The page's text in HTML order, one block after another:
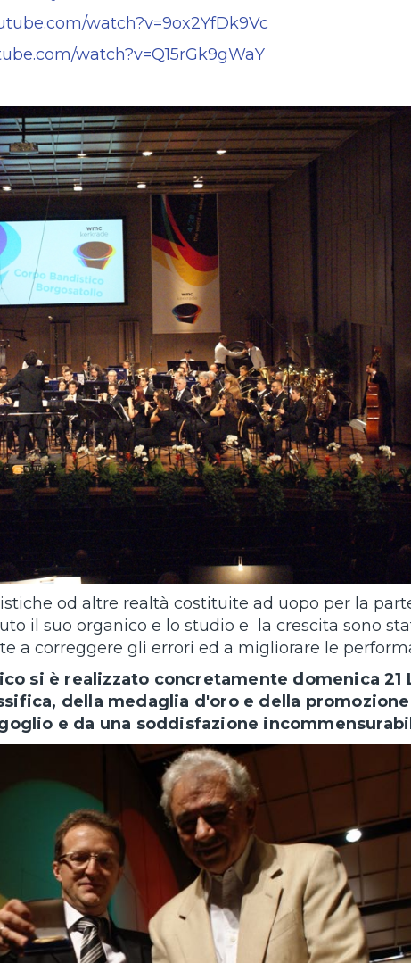
watch?v=9ox2YfDk9Vc
watch?v=Q15rGk9gWaY
od altre realtà costituite ad uopo per la
il suo organico e lo studio e la crescita sono
a correggere gli errori ed a migliorare le
si è realizzato concretamente domenica 21
della medaglia d'oro e della
e da una soddisfazione